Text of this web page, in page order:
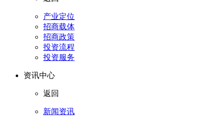
产业定位
招商载体
招商政策
投资流程
投资服务
资讯中心
返回
新闻资讯